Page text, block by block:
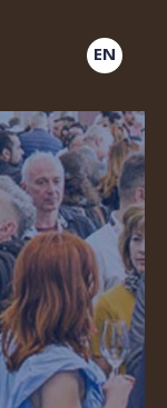
EN